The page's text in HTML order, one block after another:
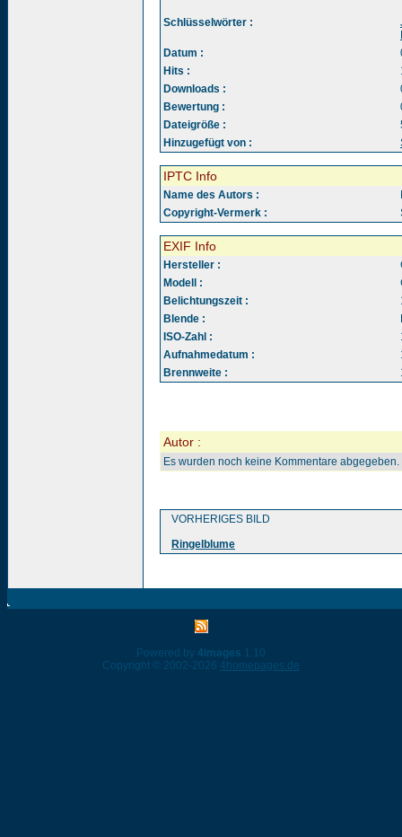
Schlüsselwörter :
Datum :
Hits :
Downloads :
Bewertung :
Dateigröße :
Hinzugefügt von :
IPTC Info
Name des Autors :
Copyright-Vermerk :
EXIF Info
Hersteller :
Modell :
Belichtungszeit :
Blende :
ISO-Zahl :
Aufnahmedatum :
Brennweite :
Autor :
Es wurden noch keine Kommentare abgegeben.
VORHERIGES BILD
Ringelblume
Powered by 4images 1.10
Copyright © 2002-2026 4homepages.de